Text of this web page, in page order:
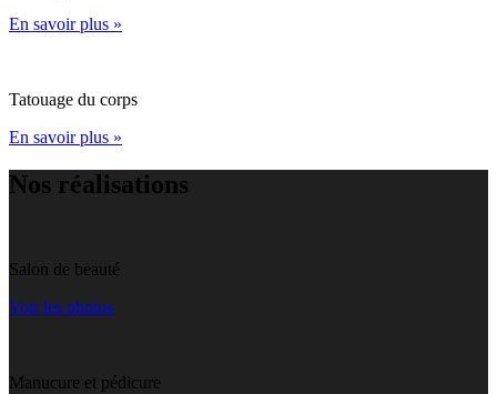
En savoir plus »
Tatouage du corps
En savoir plus »
Nos réalisations
Salon de beauté
Voir les photos
Manucure et pédicure